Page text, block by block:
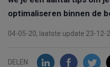
optimaliseren binnen de
04-05-20, laatste update 23-12-
DELEN